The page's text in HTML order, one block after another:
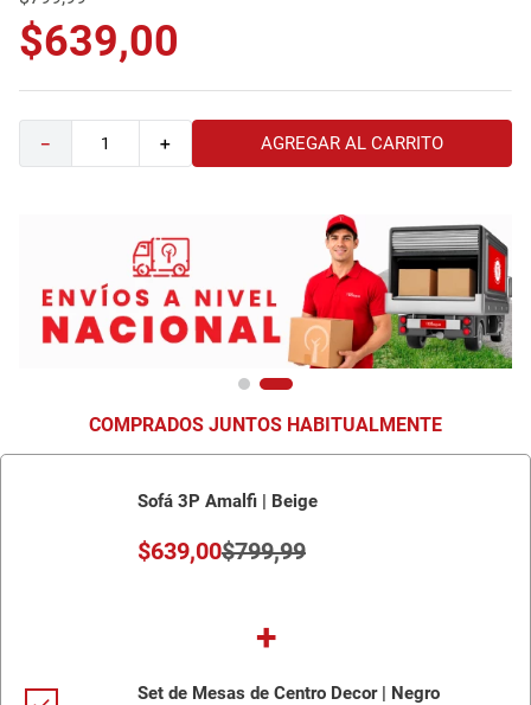
$639,00
＋
－ AGREGAR AL CARRITO
COMPRADOS JUNTOS HABITUALMENTE
Sofá 3P Amalfi | Beige
$639,00$799,99
+
Set de Mesas de Centro Decor | Negro
10. sofa